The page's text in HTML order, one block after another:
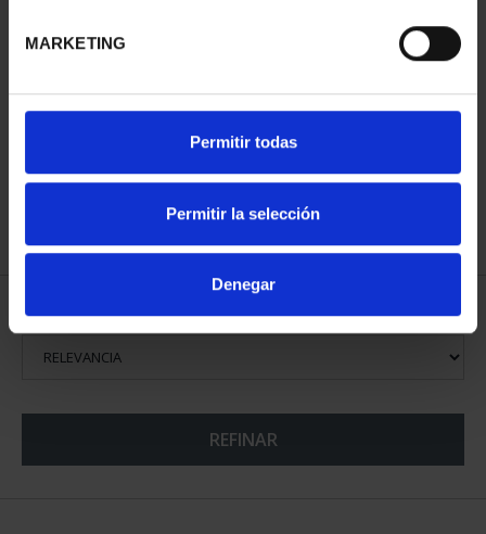
MARKETING
Permitir todas
Permitir la selección
Denegar
CAPITALES ESPAÑOLAS
73,00 €
ORDENAR POR: